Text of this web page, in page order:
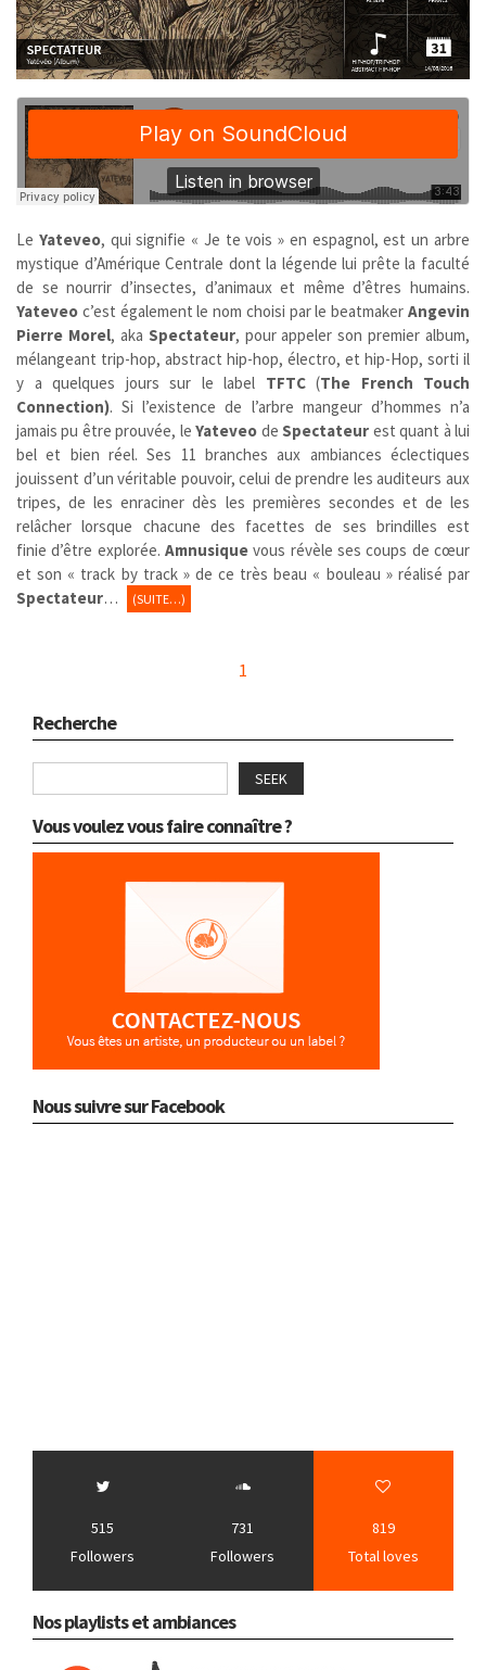
Le Yateveo, qui signifie « Je te vois » en espagnol, est un arbre
mystique d’Amérique Centrale dont la légende lui prête la faculté
de se nourrir d’insectes, d’animaux et même d’êtres humains.
Yateveo c’est également le nom choisi par le beatmaker Angevin
Pierre Morel, aka Spectateur, pour appeler son premier album,
mélangeant trip-hop, abstract hip-hop, électro, et hip-Hop, sorti il
y a quelques jours sur le label TFTC (The French Touch
Connection). Si l’existence de l’arbre mangeur d’hommes n’a
jamais pu être prouvée, leYateveo deSpectateur est quant à lui
bel et bien réel. Ses 11 branches aux ambiances éclectiques
jouissent d’un véritable pouvoir, celui de prendre les auditeurs aux
tripes, de les enraciner dès les premières secondes et de les
relâcher lorsque chacune des facettes de ses brindilles est
finie d’être explorée. Amnusique vous révèle ses coups de cœur
et son « track by track » de ce très beau « bouleau » réalisé par
Spectateur… (SUITE…)
1
Recherche
SEEK
Vous voulez vous faire connaître ?
Nous suivre sur Facebook
515
Followers
731
Followers
819
Total loves
Nos playlists et ambiances